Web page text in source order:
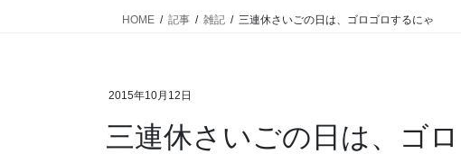
HOME 記事 雑記 三連休さいごの日は、ゴロゴロするにゃ
2015年10月12日
三連休さいごの日は、ゴ